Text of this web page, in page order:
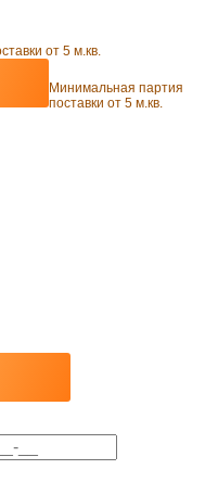
от 5 м.кв.
Минимальная партия
поставки от 5 м.кв.